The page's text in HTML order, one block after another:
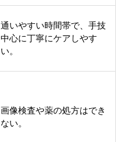
通いやすい時間帯で、手技
中心に丁寧にケアしやす
い。
画像検査や薬の処方はでき
ない。